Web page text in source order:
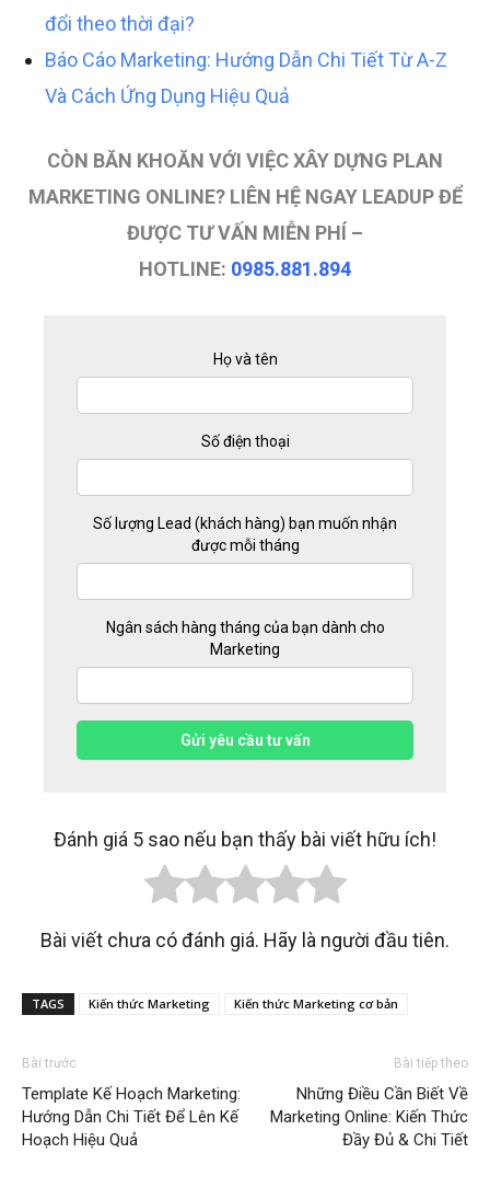
đổi theo thời đại?
Báo Cáo Marketing: Hướng Dẫn Chi Tiết Từ A-Z
Và Cách Ứng Dụng Hiệu Quả
CÒN BĂN KHOĂN VỚI VIỆC XÂY DỰNG PLAN
MARKETING ONLINE? LIÊN HỆ NGAY LEADUP ĐỂ
ĐƯỢC TƯ VẤN MIỄN PHÍ –
HOTLINE: 0985.881.894
Họ và tên
Số lượng Lead (khách hàng) bạn muốn nhận
được mỗi tháng
Ngân sách hàng tháng của bạn dành cho
Marketing
Số điện thoại
Gửi yêu cầu tư vấn
Đánh giá 5 sao nếu bạn thấy bài viết hữu ích!
Bài viết chưa có đánh giá. Hãy là người đầu tiên.
TAGS Kiến thức Marketing Kiến thức Marketing cơ bản
Bài trước
Template Kế Hoạch Marketing:
Hướng Dẫn Chi Tiết Để Lên Kế
Hoạch Hiệu Quả
Bài tiếp theo
Những Điều Cần Biết Về
Marketing Online: Kiến Thức
Đầy Đủ & Chi Tiết